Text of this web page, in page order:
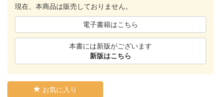
現在、本商品は販売しておりません。
電子書籍はこちら
本書には新版がございます
新版はこちら
お気に入り